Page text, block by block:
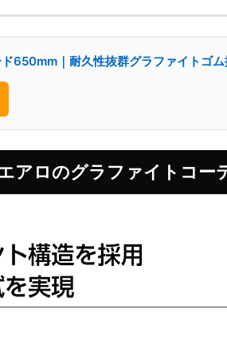
650mm｜耐久性抜群グラファイトゴム
アロのグラファイトコー